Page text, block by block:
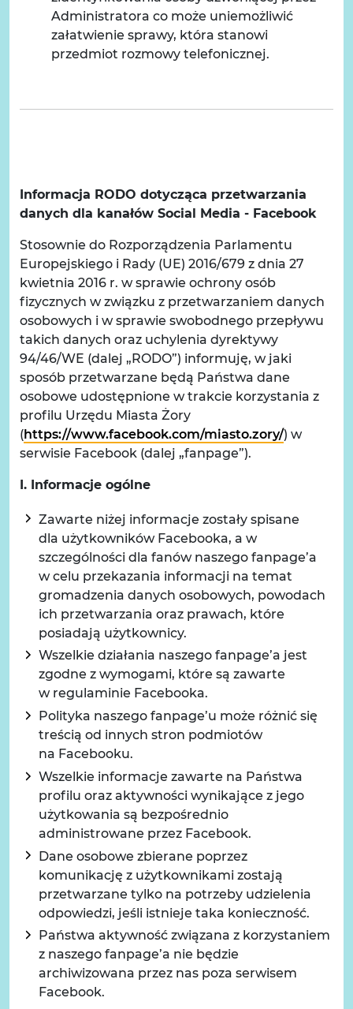
Administratora co może uniemożliwić
załatwienie sprawy, która stanowi
przedmiot rozmowy telefonicznej.
Informacja RODO dotycząca przetwarzania
danych dla kanałów Social Media - Facebook
Stosownie do Rozporządzenia Parlamentu
Europejskiego i Rady (UE) 2016/679 z dnia 27
kwietnia 2016 r. w sprawie ochrony osób
fizycznych w związku z przetwarzaniem danych
osobowych i w sprawie swobodnego przepływu
takich danych oraz uchylenia dyrektywy
94/46/WE (dalej „RODO”) informuję, w jaki
sposób przetwarzane będą Państwa dane
osobowe udostępnione w trakcie korzystania z
profilu Urzędu Miasta Żory
(https://www.facebook.com/miasto.zory/) w
serwisie Facebook (dalej „fanpage”).
I. Informacje ogólne
Zawarte niżej informacje zostały spisane
dla użytkowników Facebooka, a w
szczególności dla fanów naszego fanpage’a
w celu przekazania informacji na temat
gromadzenia danych osobowych, powodach
ich przetwarzania oraz prawach, które
posiadają użytkownicy.
Wszelkie działania naszego fanpage’a jest
zgodne z wymogami, które są zawarte
w regulaminie Facebooka.
Polityka naszego fanpage’u może różnić się
treścią od innych stron podmiotów
na Facebooku.
Wszelkie informacje zawarte na Państwa
profilu oraz aktywności wynikające z jego
użytkowania są bezpośrednio
administrowane przez Facebook.
Dane osobowe zbierane poprzez
komunikację z użytkownikami zostają
przetwarzane tylko na potrzeby udzielenia
odpowiedzi, jeśli istnieje taka konieczność.
Państwa aktywność związana z korzystaniem
z naszego fanpage’a nie będzie
archiwizowana przez nas poza serwisem
Facebook.